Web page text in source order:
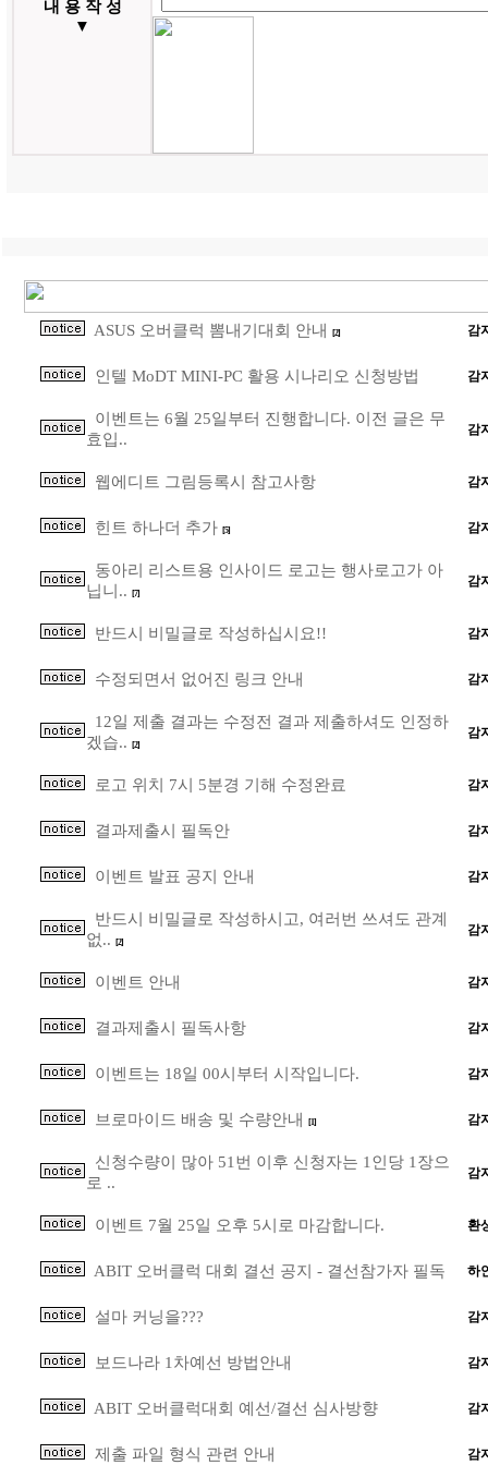
내 용 작 성
▼
ASUS 오버클럭 뽐내기대회 안내 [2] 감
인텔 MoDT MINI-PC 활용 시나리오 신청방법 감
이벤트는 6월 25일부터 진행합니다. 이전 글은 무
효입..
감
웹에디트 그림등록시 참고사항 감
힌트 하나더 추가 [5] 감
동아리 리스트용 인사이드 로고는 행사로고가 아
닙니..
[7]
감
반드시 비밀글로 작성하십시요!! 감
수정되면서 없어진 링크 안내 감
12일 제출 결과는 수정전 결과 제출하셔도 인정하
겠습..
[2]
감
로고 위치 7시 5분경 기해 수정완료 감
결과제출시 필독안 감
이벤트 발표 공지 안내 감
반드시 비밀글로 작성하시고, 여러번 쓰셔도 관계
없..
[2]
감
이벤트 안내 감
결과제출시 필독사항 감
이벤트는 18일 00시부터 시작입니다. 감
브로마이드 배송 및 수량안내 [1] 감
신청수량이 많아 51번 이후 신청자는 1인당 1장으
로 ..
감
이벤트 7월 25일 오후 5시로 마감합니다. 환
ABIT 오버클럭 대회 결선 공지 - 결선참가자 필독 하
설마 커닝을??? 감
보드나라 1차예선 방법안내 감
ABIT 오버클럭대회 예선/결선 심사방향 감
제출 파일 형식 관련 안내 감